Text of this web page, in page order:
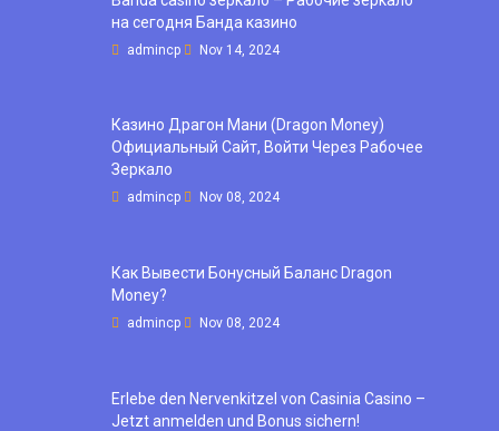
на сегодня Банда казино
admincp Nov 14, 2024
Казино Драгон Мани (Dragon Money)
Официальный Сайт, Войти Через Рабочее
Зеркало
admincp Nov 08, 2024
Как Вывести Бонусный Баланс Dragon
Money?
admincp Nov 08, 2024
Erlebe den Nervenkitzel von Casinia Casino –
Jetzt anmelden und Bonus sichern!